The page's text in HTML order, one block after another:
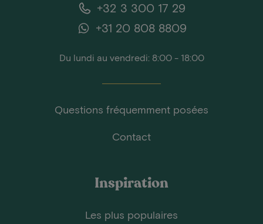
+32 3 300 17 29
+31 20 808 8809
Du lundi au vendredi: 8:00 - 18:00
Questions fréquemment posées
Contact
Inspiration
Les plus populaires